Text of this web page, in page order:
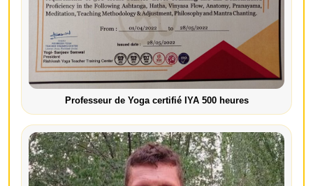
Professeur de Yoga certifié IYA 500 heures